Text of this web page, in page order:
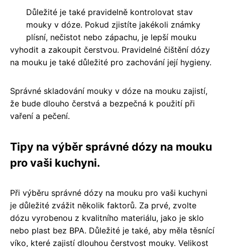
Důležité je také pravidelně kontrolovat stav
mouky v dóze. Pokud zjistíte jakékoli známky
plísní, nečistot nebo zápachu, je lepší mouku
vyhodit a zakoupit čerstvou. Pravidelné čištění dózy
na mouku je také důležité pro zachování její hygieny.
Správné skladování mouky v dóze na mouku zajistí,
že bude dlouho čerstvá a bezpečná k použití při
vaření a pečení.
Tipy na výběr správné dózy na mouku
pro vaši kuchyni.
Při výběru správné dózy na mouku pro vaši kuchyni
je důležité zvážit několik faktorů. Za prvé, zvolte
dózu vyrobenou z kvalitního materiálu, jako je sklo
nebo plast bez BPA. Důležité je také, aby měla těsnící
víko, které zajistí dlouhou čerstvost mouky. Velikost